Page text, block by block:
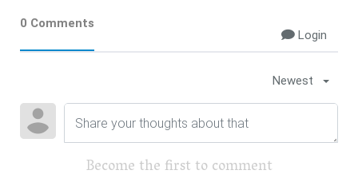
0 Comments
Login
Newest
Become the first to comment